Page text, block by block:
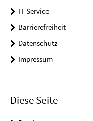
IT-Service
Barrierefreiheit
Datenschutz
Impressum
Diese Seite